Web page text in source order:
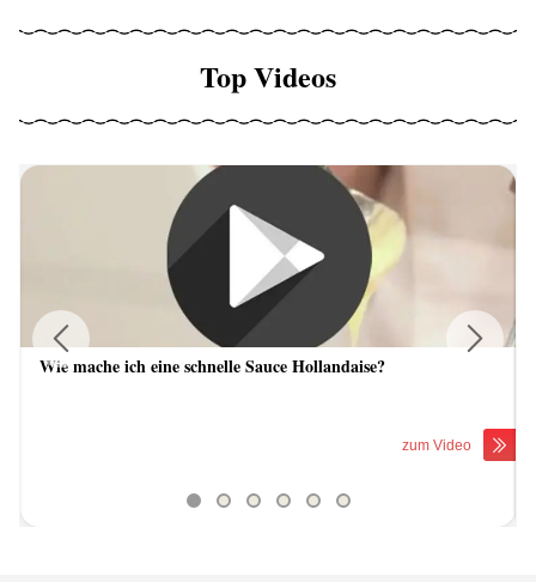
Top Videos
Wie mache ich eine schnelle Sauce Hollandaise?
zum Video
Previous